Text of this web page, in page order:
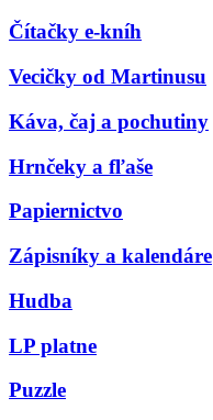
Čítačky e-kníh
Vecičky od Martinusu
Káva, čaj a pochutiny
Hrnčeky a fľaše
Papiernictvo
Zápisníky a kalendáre
Hudba
LP platne
Puzzle